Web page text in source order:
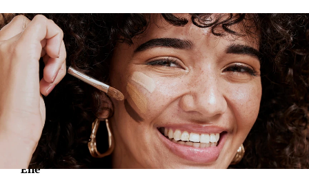
¿Usas maquillaje en polvo? La advertencia
que debes conocer
Jennifer García Rojo
Eñe